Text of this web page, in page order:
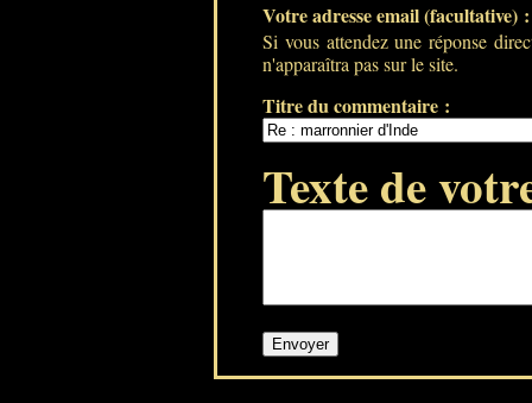
Votre adresse email (facultative)
Si vous attendez une réponse
n'apparaîtra pas sur le site.
Titre du commentaire :
Texte de